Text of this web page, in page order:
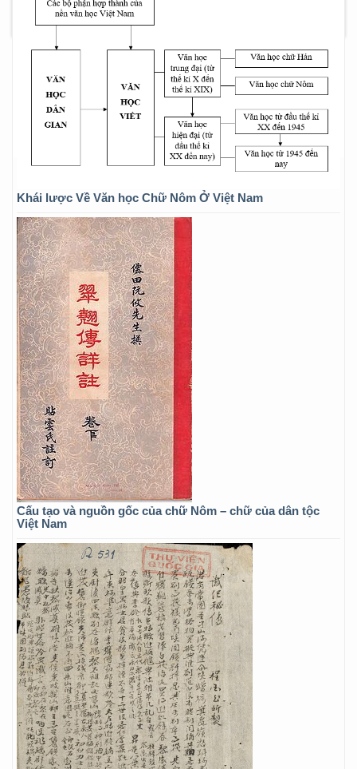
Khái lược Về Văn học Chữ Nôm Ở Việt Nam
Cấu tạo và nguồn gốc của chữ Nôm – chữ của dân tộc
Việt Nam